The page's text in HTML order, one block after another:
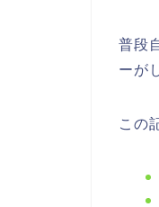
普段
ーが
この